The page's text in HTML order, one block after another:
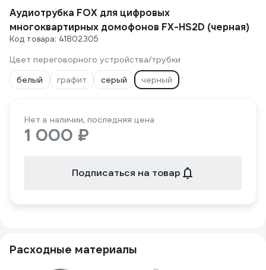
Аудиотрубка FOX для цифровых
многоквартирных домофонов FX-HS2D (черная)
Код товара: 41802305
Цвет переговорного устройства/трубки
белый
графит серый черный
Нет в наличии, последняя цена
1 000 ₽
Подписаться на товар
Расходные материалы